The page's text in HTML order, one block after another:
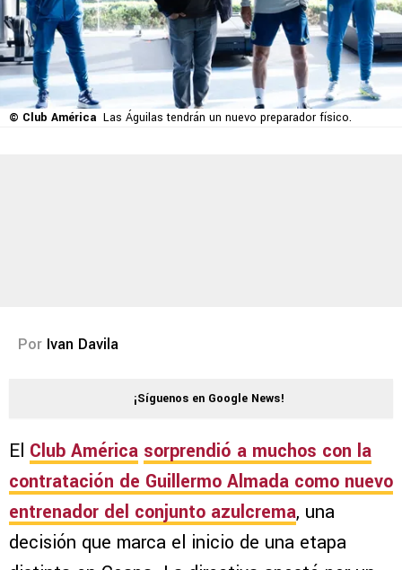
© Club América Las Águilas tendrán un nuevo preparador físico.
Por Ivan Davila
¡Síguenos en Google News!
El Club América sorprendió a muchos con la
contratación de Guillermo Almada como nuevo
entrenador del conjunto azulcrema, una
decisión que marca el inicio de una etapa